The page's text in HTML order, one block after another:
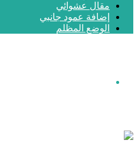
مقال عشوائي
إضافة عمود جانبي
الوضع المظلم